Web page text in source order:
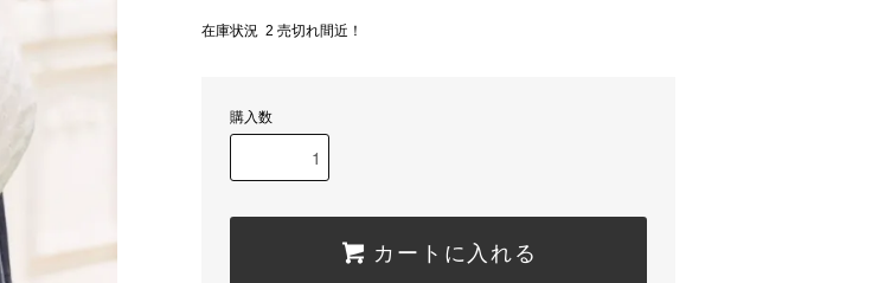
在庫状況 2 売切れ間近！
購入数
カートに入れる